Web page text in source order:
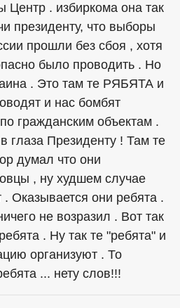
Центр . избиркома она так
президенту, что выборы
прошли без сбоя , хотя
было проводить . Но
. Это там те РЯБЯТА и
и нас бомбят
гражданским объектам .
глаза Президенту ! Там те
думал что они
, ну худшем случае
. Оказывается они ребята .
не возразил . Вот так
. Ну так те "ребята" и
организуют . То
... нету слов!!!